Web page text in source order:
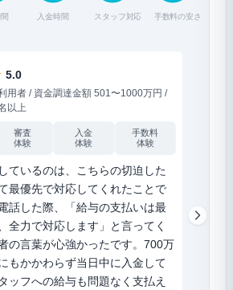
入金時間 スタッフ対応 手数料の安さ
5.0
用者 / 資金調達金額 501〜1000万円 /
以上
審査
体験
入金
体験
手数料
体験
ているのは、こちらの切迫した
最優先で対応してくれたことで
話した際、「給与の支払いは最
全力で対応します」と言ってく
の言葉が心強かったです。700万
もかかわらず当日中に入金して
ッフへの給与も問題なく支払え
積もり
り良い